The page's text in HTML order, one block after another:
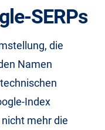
SERPs
die
Namen
Index
mehr die